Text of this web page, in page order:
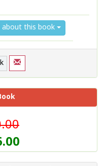
about this book